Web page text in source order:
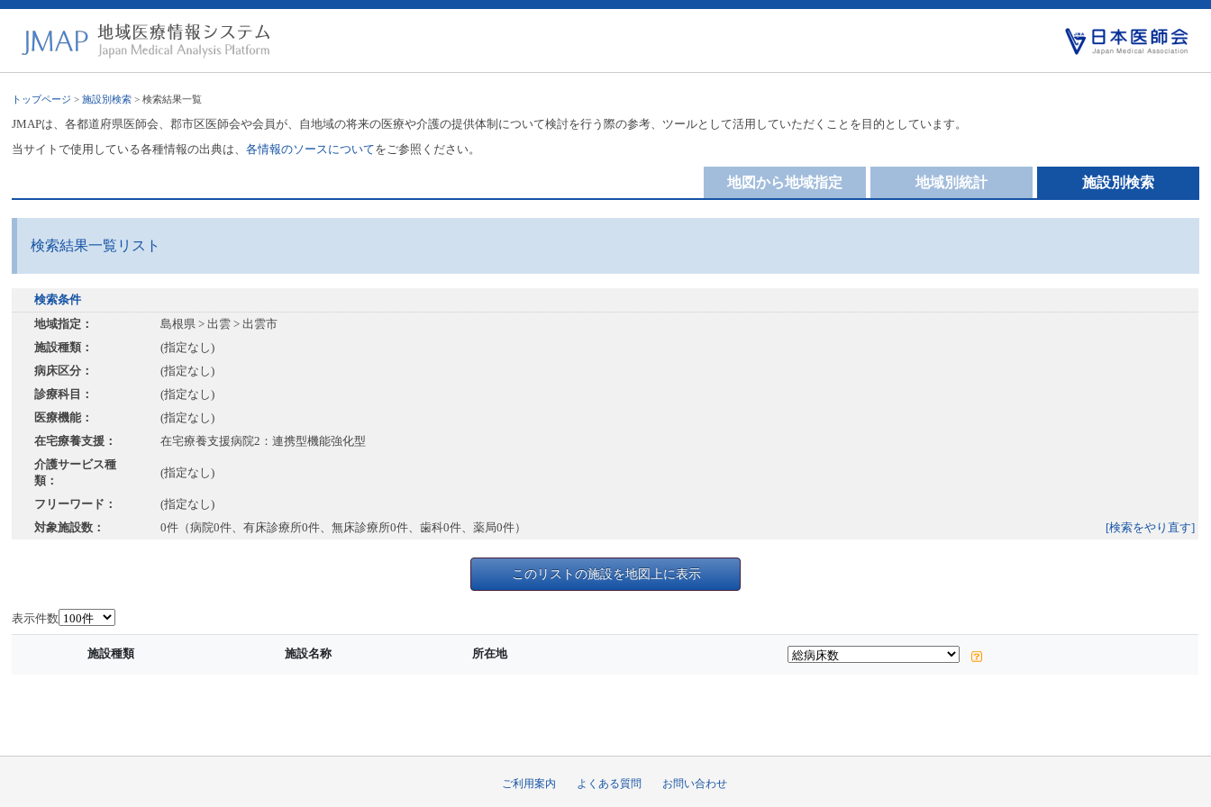
トップページ >施設別検索 > 検索結果一覧
JMAPは、各都道府県医師会、郡市区医師会や会員が、自地域の将来の医療や介護の提供体制について検討を行う際の参考、ツールとして活用していただくことを目的としています。
当サイトで使用している各種情報の出典は、各情報のソースについてをご参照ください。
施設別検索
地域別統計
地図から地域指定
検索結果一覧リスト
検索条件
地域指定：
島根県 > 出雲 > 出雲市
施設種類：
(指定なし)
病床区分：
(指定なし)
診療科目：
(指定なし)
医療機能：
(指定なし)
在宅療養支援：
在宅療養支援病院2：連携型機能強化型
介護サービス種
類：
(指定なし)
フリーワード：
(指定なし)
対象施設数：
0件（病院0件、有床診療所0件、無床診療所0件、歯科0件、薬局0件） [検索をやり直す]
このリストの施設を地図上に表示
表示件数
施設種類 施設名称 所在地
ご利用案内 よくある質問 お問い合わせ